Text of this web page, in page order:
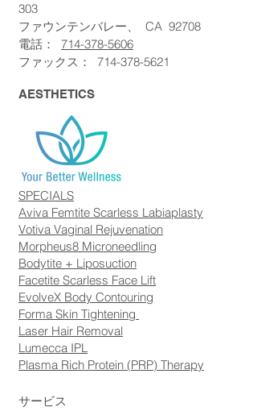
303
ファウンテンバレー、
CA 92708
電話：
714-378-5606
ファックス：
714-378-5621
AESTHETICS
SPECIALS
Aviva Femtite Scarless Labiaplasty
Votiva Vaginal Rejuvenation
Morpheus8 Microneedling
Bodytite + Liposuction
Facetite Scarless Face Lift
EvolveX Body Contouring
Forma Skin Tightening
Laser Hair Removal
Lumecca IPL
Plasma Rich Protein (PRP) Therapy
サービス